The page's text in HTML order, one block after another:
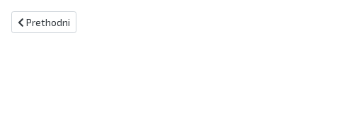
Prethodni članak: Kiseljačani vrijedno rade na pripremi nedjeljnog spektakla
Prethodni